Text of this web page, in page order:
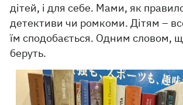
дітей, і для себе. Мами, як
детективи чи ромкоми. Дітям –
їм сподобається. Одним словом,
беруть.